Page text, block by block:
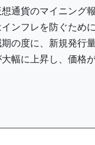
通貨のマイニング
ンフレを防ぐため
の度に、新規発行
幅に上昇し、価格